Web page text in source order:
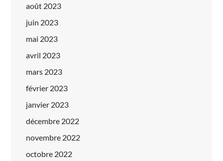
août 2023
juin 2023
mai 2023
avril 2023
mars 2023
février 2023
janvier 2023
décembre 2022
novembre 2022
octobre 2022